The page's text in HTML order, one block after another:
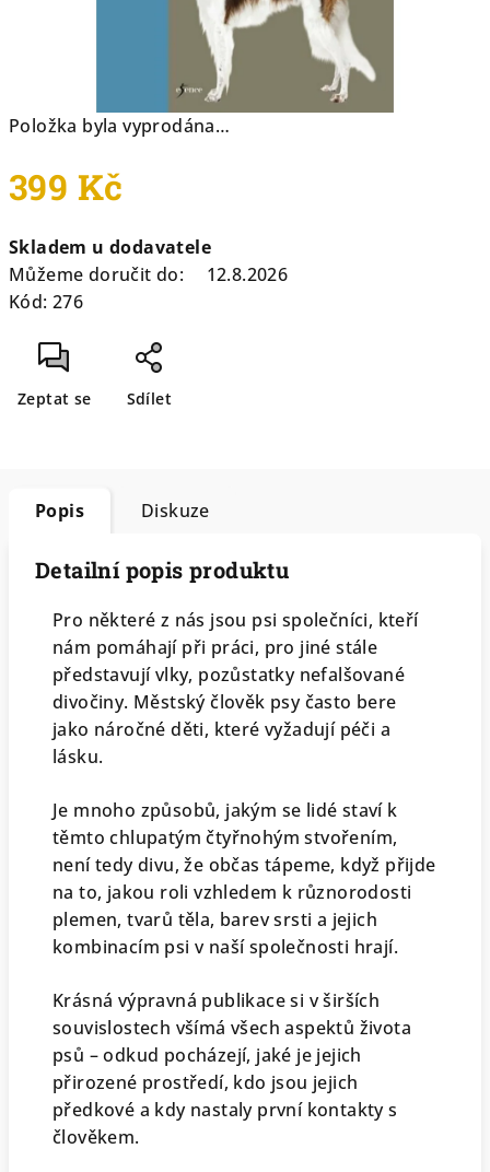
Položka byla vyprodána…
399 Kč
cena:
Skladem u dodavatele
Můžeme doručit do:
12.8.2026
Kód: 276
Zeptat se Sdílet
Popis Diskuze
Detailní popis produktu
Pro některé z nás jsou psi společníci, kteří
nám pomáhají při práci, pro jiné stále
představují vlky, pozůstatky nefalšované
divočiny. Městský člověk psy často bere
jako náročné děti, které vyžadují péči a
lásku.
Je mnoho způsobů, jakým se lidé staví k
těmto chlupatým čtyřnohým stvořením,
není tedy divu, že občas tápeme, když přijde
na to, jakou roli vzhledem k různorodosti
plemen, tvarů těla, barev srsti a jejich
kombinacím psi v naší společnosti hrají.
Krásná výpravná publikace si v širších
souvislostech všímá všech aspektů života
psů – odkud pocházejí, jaké je jejich
přirozené prostředí, kdo jsou jejich
předkové a kdy nastaly první kontakty s
člověkem.